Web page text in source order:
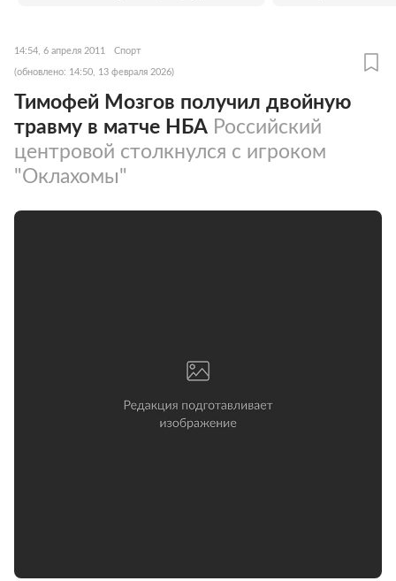
14:54, 6 апреля 2011 Спорт
(обновлено: 14:50, 13 февраля 2026)
Тимофей Мозгов получил двойную
травму в матче НБА Российский
центровой столкнулся с игроком
"Оклахомы"